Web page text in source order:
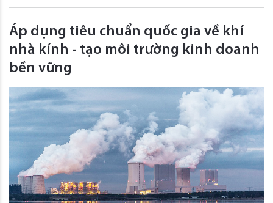
Áp dụng tiêu chuẩn quốc gia về khí
nhà kính - tạo môi trường kinh doanh
bền vững